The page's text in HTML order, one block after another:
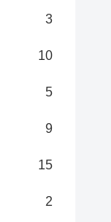
3
10
5
9
15
2